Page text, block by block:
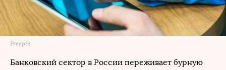
Freepik
Банковский сектор в России переживает бурную